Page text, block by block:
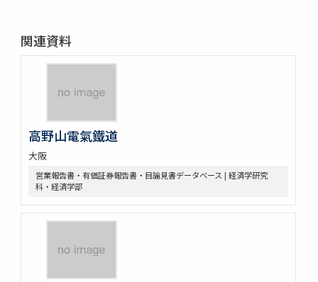
関連資料
高野山電氣鐵道
大阪
営業報告書・有価証券報告書・目論見書データベース | 経済学研究
科・経済学部